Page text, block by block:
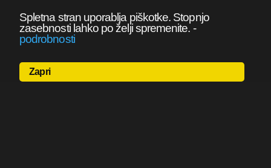
Spletna stran uporablja piškotke. Stopnjo
zasebnosti lahko po želji spremenite. -
podrobnosti
Zapri